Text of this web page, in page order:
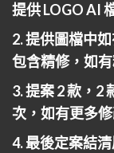
提供 LOGO AI
2. 提供圖檔中
包含精修，如
3. 提案 2 款，2
次，如有更多
4. 最後定案結